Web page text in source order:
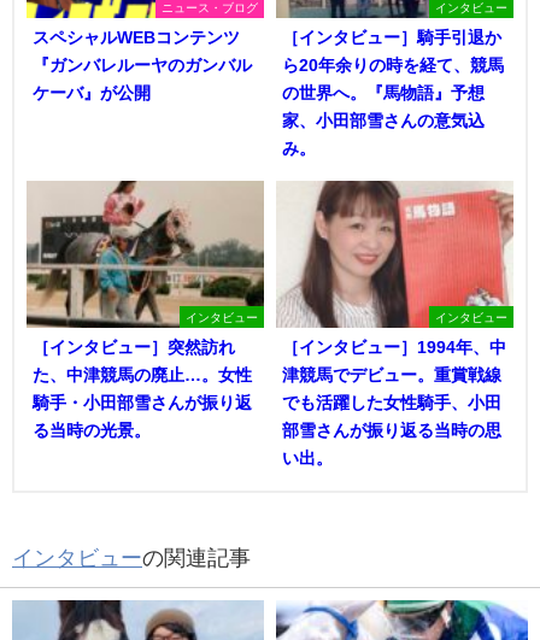
ニュース・ブログ
スペシャルWEBコンテンツ
『ガンバレルーヤのガンバル
ケーバ』が公開
インタビュー
［インタビュー］騎手引退か
ら20年余りの時を経て、競馬
の世界へ。『馬物語』予想
家、小田部雪さんの意気込
み。
インタビュー
［インタビュー］突然訪れ
た、中津競馬の廃止…。女性
騎手・小田部雪さんが振り返
る当時の光景。
インタビュー
［インタビュー］1994年、中
津競馬でデビュー。重賞戦線
でも活躍した女性騎手、小田
部雪さんが振り返る当時の思
い出。
インタビューの関連記事